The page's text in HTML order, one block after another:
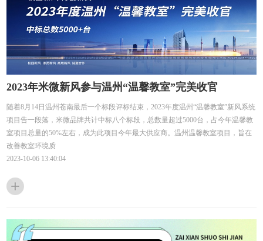
2023年米微新风参与温州“温馨教室”完美收官
随着8月14日温州苍南最后一个标段评标结束，2023年度温州“温馨教室”新风系统
项目告一段落，米微品牌共计中标八个标段，总数量超过5000台，占今年温馨教
室项目总量的50%左右，成为此项目今年最大供应商。温州温馨教室项目，旨在
改善教室环境质
2023-10-06 13:40:04